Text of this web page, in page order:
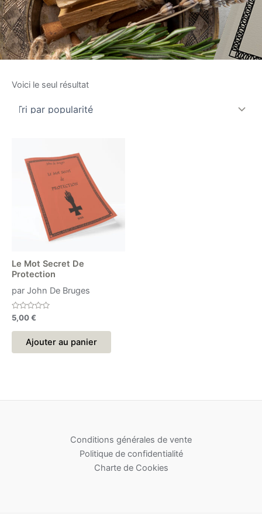
Voici le seul résultat
Le Mot Secret De
Protection
par John De Bruges
Note
sur
5,00€
Ajouter au panier
Conditions générales de vente
Politique de confidentialité
Charte de Cookies